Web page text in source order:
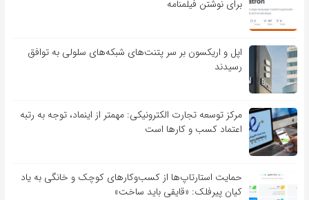
برای نوشتن فیلمنامه
اپل و اریکسون بر سر پتنت‌های شبکه‌های سلولی به توافق
رسیدند
مرکز توسعه تجارت الکترونیکی: مهمتر از اینماد، توجه به رتبه
اعتماد کسب و کارها است
حمایت استارتاپ‌ها از کسب‌وکارهای کوچک و خانگی به یاد
کیان پیرفلک: «قایقی باید ساخت»